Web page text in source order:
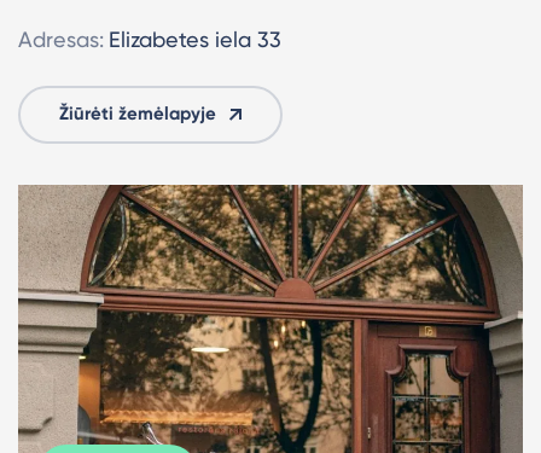
Adresas: Elizabetes iela 33
Žiūrėti žemėlapyje